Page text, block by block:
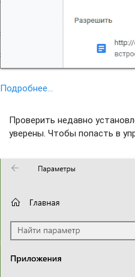
Подробнее…
Проверить недавно
уверены. Чтобы попасть в